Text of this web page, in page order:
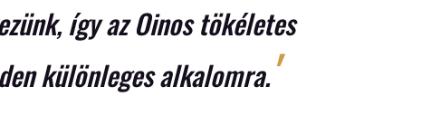
így az Oinos tökéletes
különleges alkalomra.'